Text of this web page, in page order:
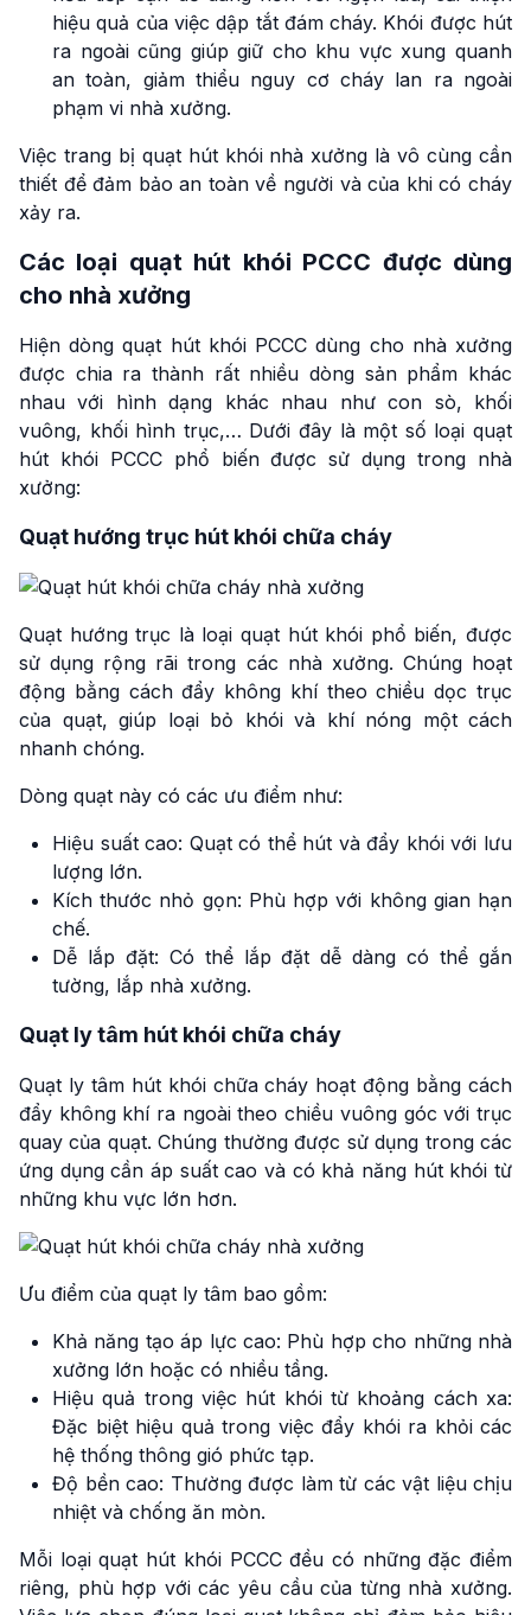
hiệu quả của việc dập tắt đám cháy. Khói được hút
ra ngoài cũng giúp giữ cho khu vực xung quanh
an toàn, giảm thiểu nguy cơ cháy lan ra ngoài
phạm vi nhà xưởng.
Việc trang bị quạt hút khói nhà xưởng là vô cùng cần
thiết để đảm bảo an toàn về người và của khi có cháy
xảy ra.
Các loại quạt hút khói PCCC được dùng
cho nhà xưởng
Hiện dòng quạt hút khói PCCC dùng cho nhà xưởng
được chia ra thành rất nhiều dòng sản phẩm khác
nhau với hình dạng khác nhau như con sò, khối
vuông, khối hình trục,… Dưới đây là một số loại quạt
hút khói PCCC phổ biến được sử dụng trong nhà
xưởng:
Quạt hướng trục hút khói chữa cháy
Quạt hướng trục là loại quạt hút khói phổ biến, được
sử dụng rộng rãi trong các nhà xưởng. Chúng hoạt
động bằng cách đẩy không khí theo chiều dọc trục
của quạt, giúp loại bỏ khói và khí nóng một cách
nhanh chóng.
Dòng quạt này có các ưu điểm như:
Hiệu suất cao: Quạt có thể hút và đẩy khói với lưu
lượng lớn.
Kích thước nhỏ gọn: Phù hợp với không gian hạn
chế.
Dễ lắp đặt: Có thể lắp đặt dễ dàng có thể gắn
tường, lắp nhà xưởng.
Quạt ly tâm hút khói chữa cháy
Quạt ly tâm hút khói chữa cháy hoạt động bằng cách
đẩy không khí ra ngoài theo chiều vuông góc với trục
quay của quạt. Chúng thường được sử dụng trong các
ứng dụng cần áp suất cao và có khả năng hút khói từ
những khu vực lớn hơn.
Ưu điểm của quạt ly tâm bao gồm:
Khả năng tạo áp lực cao: Phù hợp cho những nhà
xưởng lớn hoặc có nhiều tầng.
Hiệu quả trong việc hút khói từ khoảng cách xa:
Đặc biệt hiệu quả trong việc đẩy khói ra khỏi các
hệ thống thông gió phức tạp.
Độ bền cao: Thường được làm từ các vật liệu chịu
nhiệt và chống ăn mòn.
Mỗi loại quạt hút khói PCCC đều có những đặc điểm
riêng, phù hợp với các yêu cầu của từng nhà xưởng.